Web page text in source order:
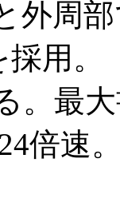
外周
採用
。最
倍速